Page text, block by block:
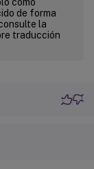
de forma
la
traducción